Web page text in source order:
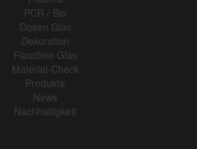
PCR / Bio
Dosen Glas
Dekoration
Flaschen Glas
Material-Check
Produkte
News
Nachhaltigkeit